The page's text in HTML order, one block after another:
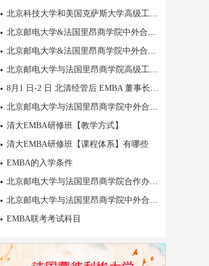
北京科技大学和美国克萨斯大学高级工商管理EMBA
北京邮电大学&法国里昂商学院中外合作办学EMBA高级工商管理硕士
北京邮电大学&法国里昂商学院中外合作办学EMBA高级工商管理硕士
北京邮电大学与法国里昂商学院高级工商管理硕士EMBA面试时间
8月1 日-2 日 北清经管后 EMBA 董事长高端班 6 期盛大开学典礼
北京邮电大学与法国里昂商学院中外合作办学EMBA需要统考吗？
清大EMBA研修班【教学方式】
清大EMBA研修班【课程体系】有哪些
EMBA的入学条件
北京邮电大学与法国里昂商学院合作办学EMBA报名条件
北京邮电大学与法国里昂商学院中外合作办学EMBA院校介绍
EMBA联考考试科目